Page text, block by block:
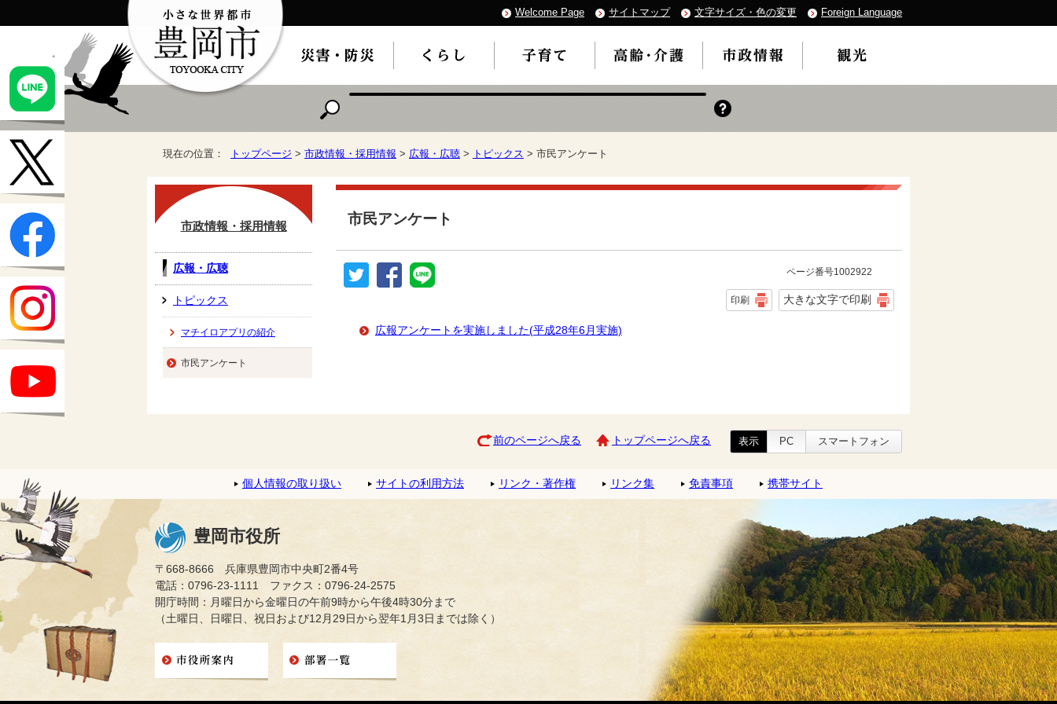
Welcome Page サイトマップ 文字サイズ・色の変更 Foreign Language
現在の位置： トップページ > 市政情報・採用情報 > 広報・広聴 > トピックス > 市民アンケート
市民アンケート
ページ番号1002922
印刷 大きな文字で印刷
広報アンケートを実施しました(平成28年6月実施)
市政情報・採用情報
広報・広聴
トピックス
マチイロアプリの紹介
市民アンケート
前のページへ戻る トップページへ戻る 表示 PC スマートフォン
個人情報の取り扱い サイトの利用方法 リンク・著作権 リンク集 免責事項 携帯サイト
豊岡市役所
〒668-8666 兵庫県豊岡市中央町2番4号
電話：0796-23-1111 ファクス：0796-24-2575
開庁時間：月曜日から金曜日の午前9時から午後4時30分まで
（土曜日、日曜日、祝日および12月29日から翌年1月3日までは除く）